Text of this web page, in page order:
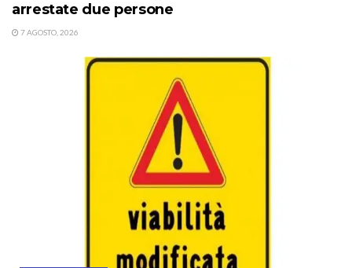
arrestate due persone
7 AGOSTO, 2026